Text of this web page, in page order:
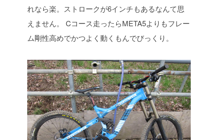
れなら楽。ストロークが6インチもあるなんて思
えません。
Cコース走ったらMETA5よりもフレー
ム剛性高めでかつよく動くもんでびっくり。